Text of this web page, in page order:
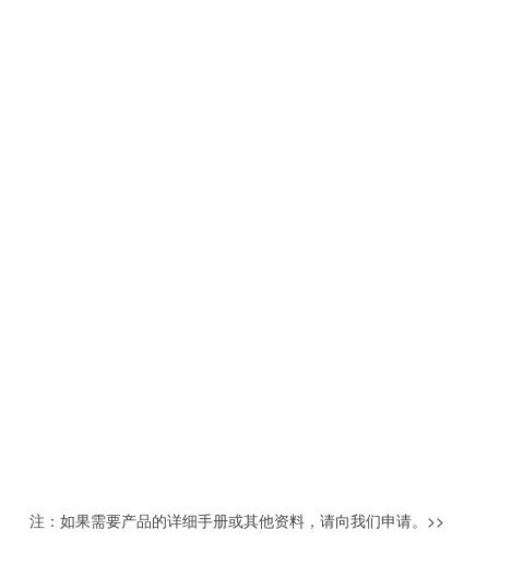
注：如果需要产品的详细手册或其他资料，请向我们申请。 >>